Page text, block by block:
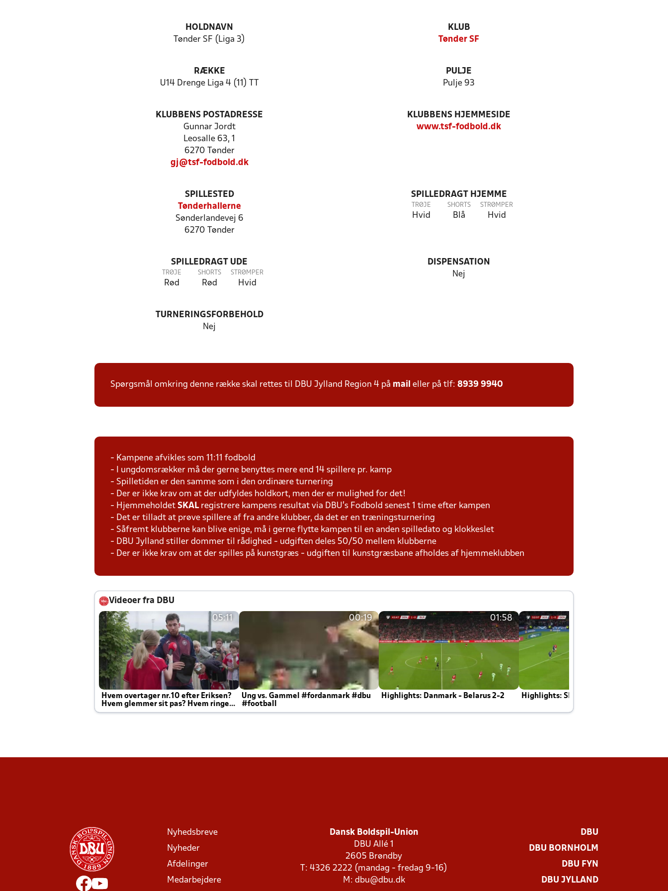
HOLDNAVN
Tønder SF (Liga 3)
KLUB
Tønder SF
RÆKKE
U14 Drenge Liga 4 (11) TT
PULJE
Pulje 93
KLUBBENS POSTADRESSE
Gunnar Jordt
Leosalle 63, 1
6270 Tønder
gj@tsf-fodbold.dk
KLUBBENS HJEMMESIDE
www.tsf-fodbold.dk
SPILLESTED
Tønderhallerne
Sønderlandevej 6
6270 Tønder
SPILLEDRAGT HJEMME
TRØJE
Hvid
SHORTS
Blå
STRØMPER
Hvid
SPILLEDRAGT UDE
TRØJE
Rød
SHORTS
Rød
STRØMPER
Hvid
DISPENSATION
Nej
TURNERINGSFORBEHOLD
Nej
Spørgsmål omkring denne række skal rettes til DBU Jylland Region 4 på mail eller på tlf: 8939 9940
- Kampene afvikles som 11:11 fodbold
- I ungdomsrækker må der gerne benyttes mere end 14 spillere pr. kamp
- Spilletiden er den samme som i den ordinære turnering
- Der er ikke krav om at der udfyldes holdkort, men der er mulighed for det!
- Hjemmeholdet SKAL registrere kampens resultat via DBU's Fodbold senest 1 time efter kampen
- Det er tilladt at prøve spillere af fra andre klubber, da det er en træningsturnering
- Såfremt klubberne kan blive enige, må i gerne flytte kampen til en anden spilledato og klokkeslet
- DBU Jylland stiller dommer til rådighed - udgiften deles 50/50 mellem klubberne
- Der er ikke krav om at der spilles på kunstgræs - udgiften til kunstgræsbane afholdes af hjemmeklubben
Videoer fra DBU
05:11
Hvem overtager nr.10 efter Eriksen?
Hvem glemmer sit pas? Hvem ringer
Joachim altid til efter kampe?
00:19
Ung vs. Gammel #fordanmark #dbu
#football
01:58
Highlights: Danmark - Belarus 2-2 Highlights: Skotland - Danmark 4-2
Nyhedsbreve
Nyheder
Afdelinger
Medarbejdere
Dansk Boldspil-Union
DBU Allé 1
2605 Brøndby
T: 4326 2222 (mandag - fredag 9-16)
M: dbu@dbu.dk
DBU
DBU BORNHOLM
DBU FYN
DBU JYLLAND